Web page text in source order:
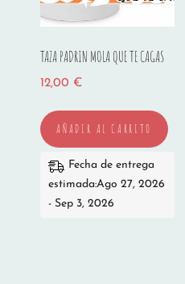
TAZA PADRIN MOLA QUE TE CAGAS
12,00 €
AÑADIR AL CARRITO
Fecha de entrega
estimada:Ago 27, 2026
- Sep 3, 2026